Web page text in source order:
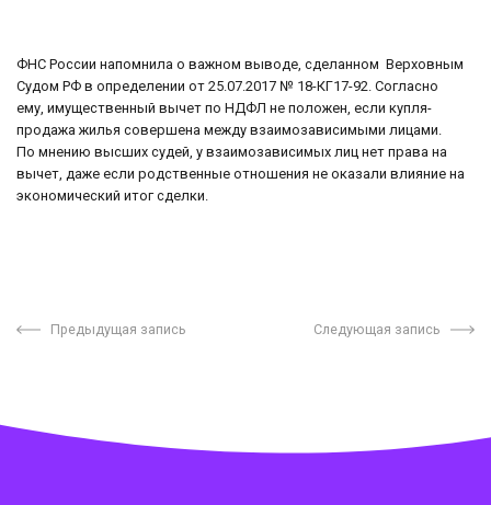
ФНС России напомнила о важном выводе, сделанном Верховным
Судом РФ в определении от 25.07.2017 № 18-КГ17-92. Согласно
ему, имущественный вычет по НДФЛ не положен, если купля-
продажа жилья совершена между взаимозависимыми лицами.
По мнению высших судей, у взаимозависимых лиц нет права на
вычет, даже если родственные отношения не оказали влияние на
экономический итог сделки.
Предыдущая запись Следующая запись